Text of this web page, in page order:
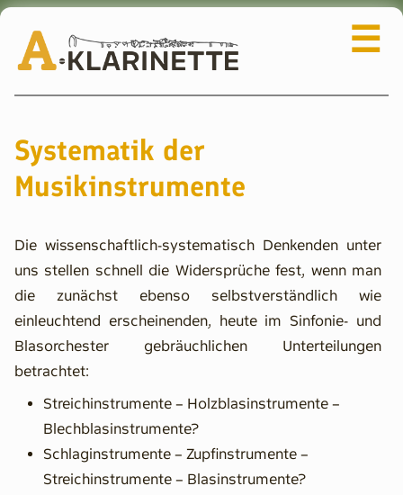
☰
Adressen & Links
Rat & Tat
Aktuelle Beschreibung
Die ganze Klarinetten-Familie
Klappenbezeichnungen
Grifftabellen
Oehler, Böhm & Co.
Wissenschaftliche Arbeiten
Systematik der Musikinstrumente
Historische Beschreibungen
Systematik der
Musikinstrumente
Die wissenschaftlich-systematisch Denkenden unter
uns stellen schnell die Widersprüche fest, wenn man
die zunächst ebenso selbstverständlich wie
einleuchtend erscheinenden, heute im Sinfonie- und
Blasorchester gebräuchlichen Unterteilungen
betrachtet:
Streichinstrumente – Holzblasinstrumente –
Blechblasinstrumente?
Schlaginstrumente – Zupfinstrumente –
Streichinstrumente – Blasinstrumente?